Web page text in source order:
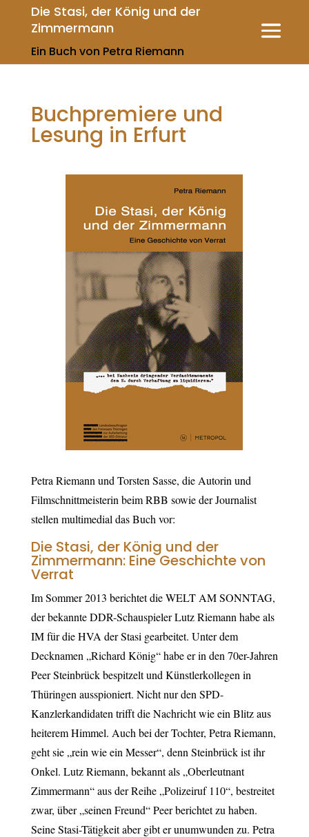
Die Stasi, der König und der
Zimmermann
Ein Buch von Petra Riemann
Buchpremiere und
Lesung in Erfurt
Petra Riemann und Torsten Sasse, die Autorin und
Filmschnittmeisterin beim RBB sowie der Journalist
stellen multimedial das Buch vor:
Die Stasi, der König und der
Zimmermann: Eine Geschichte von
Verrat
Im Sommer 2013 berichtet die WELT AM SONNTAG,
der bekannte DDR-Schauspieler Lutz Riemann habe als
IM für die HVA der Stasi gearbeitet. Unter dem
Decknamen „Richard König“ habe er in den 70er-Jahren
Peer Steinbrück bespitzelt und Künstlerkollegen in
Thüringen ausspioniert. Nicht nur den SPD-
Kanzlerkandidaten trifft die Nachricht wie ein Blitz aus
heiterem Himmel. Auch bei der Tochter, Petra Riemann,
geht sie „rein wie ein Messer“, denn Steinbrück ist ihr
Onkel. Lutz Riemann, bekannt als „Oberleutnant
Zimmermann“ aus der Reihe „Polizeiruf 110“, bestreitet
zwar, über „seinen Freund“ Peer berichtet zu haben.
Seine Stasi-Tätigkeit aber gibt er unumwunden zu. Petra